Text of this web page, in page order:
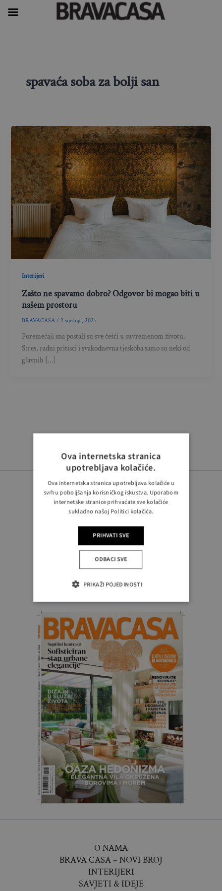
spavaća soba za bolji san
Interijeri
Zašto ne spavamo dobro? Odgovor bi mogao biti u
našem prostoru
BRAVACASA/2 siječnja, 2025
Poremećaji sna postali su sve češći u suvremenom životu.
Stres, radni pritisci i svakodnevna tjeskoba samo su neki od
glavnih […]
PRATITE NAS
O NAMA
BRAVA CASA – NOVI BROJ
INTERIJERI
SAVJETI & IDEJE
Ova internetska stranica
upotrebljava kolačiće.
Ova internetska stranica upotrebljava kolačiće u
svrhu poboljšanja korisničkog iskustva. Uporabom
internetske stranice prihvaćate sve kolačiće
sukladno našoj Politici kolačića.
PRIHVATI SVE
ODBACI SVE
PRIKAŽI POJEDINOSTI